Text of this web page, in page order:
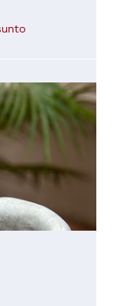
fora! Com